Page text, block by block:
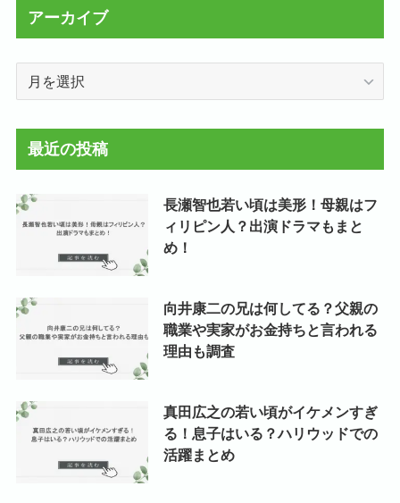
アーカイブ
最近の投稿
長瀬智也若い頃は美形！母親はフ
ィリピン人？出演ドラマもまと
め！
向井康二の兄は何してる？父親の
職業や実家がお金持ちと言われる
理由も調査
真田広之の若い頃がイケメンすぎ
る！息子はいる？ハリウッドでの
活躍まとめ